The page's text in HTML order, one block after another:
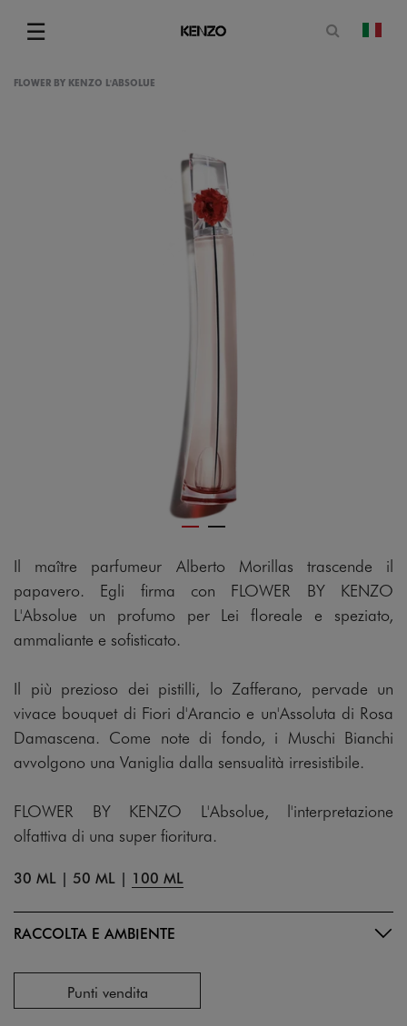
☰
Menu
Apri il
FLOWER BY KENZO L'ABSOLUE
Il maître parfumeur Alberto Morillas trascende il
papavero. Egli firma con FLOWER BY KENZO
L'Absolue un profumo per Lei floreale e speziato,
ammaliante e sofisticato.
Il più prezioso dei pistilli, lo Zafferano, pervade un
vivace bouquet di Fiori d'Arancio e un'Assoluta di Rosa
Damascena. Come note di fondo, i Muschi Bianchi
avvolgono una Vaniglia dalla sensualità irresistibile.
FLOWER BY KENZO L'Absolue, l'interpretazione
olfattiva di una super fioritura.
30 ML | 50 ML | 100 ML
RACCOLTA E AMBIENTE
Punti vendita